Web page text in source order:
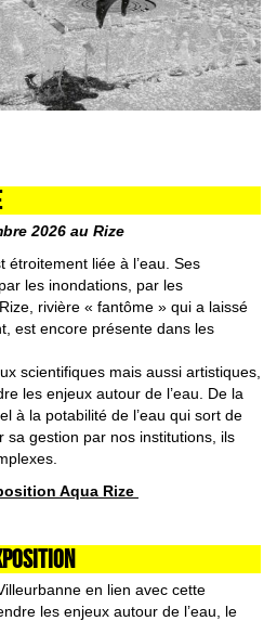
2026 au Rize
étroitement liée à l’eau. Ses
les inondations, par les
rivière « fantôme » qui a laissé
est encore présente dans les
scientifiques mais aussi artistiques,
les enjeux autour de l’eau. De la
à la potabilité de l’eau qui sort de
sa gestion par nos institutions, ils
Aqua Rize
en lien avec cette
les enjeux autour de l’eau, le